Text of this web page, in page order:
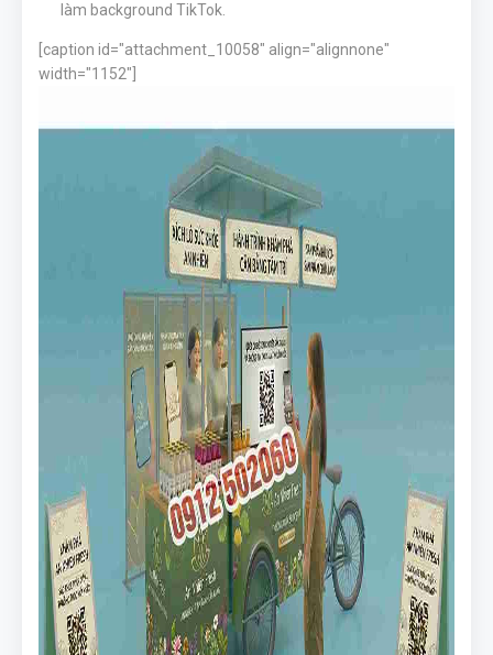
làm background TikTok.
[caption id="attachment_10058" align="alignnone"
width="1152"]